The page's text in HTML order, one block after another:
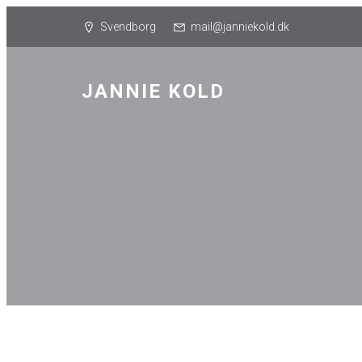
Svendborg mail@janniekold.dk
JANNIE KOLD